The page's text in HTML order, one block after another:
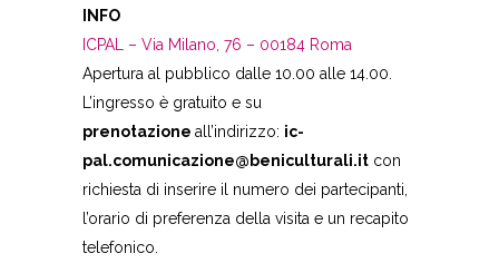
INFO
ICPAL – Via Milano, 76 – 00184 Roma
Apertura al pubblico dalle 10.00 alle 14.00.
L’ingresso è gratuito e su
prenotazione all’indirizzo: ic-
pal.comunicazione@beniculturali.it con
richiesta di inserire il numero dei partecipanti,
l’orario di preferenza della visita e un recapito
telefonico.